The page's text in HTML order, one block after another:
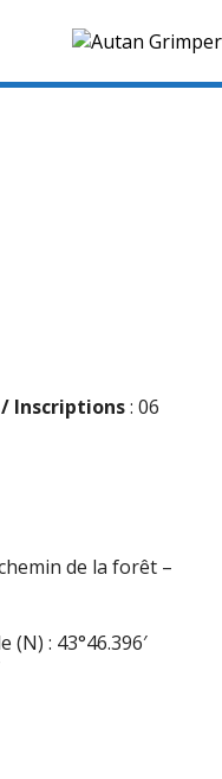
Inscriptions: 06
de la forêt –
(N) : 43°46.396′